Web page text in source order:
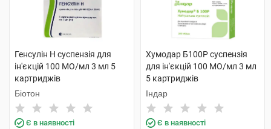
Генсулін Н суспензія для
ін'єкцій 100 МО/мл 3 мл 5
картриджів
Біотон
Є в наявності
Хумодар Б100Р суспензія
для ін'єкцій 100 МО/мл 3 мл
5 картриджів
Індар
Є в наявності